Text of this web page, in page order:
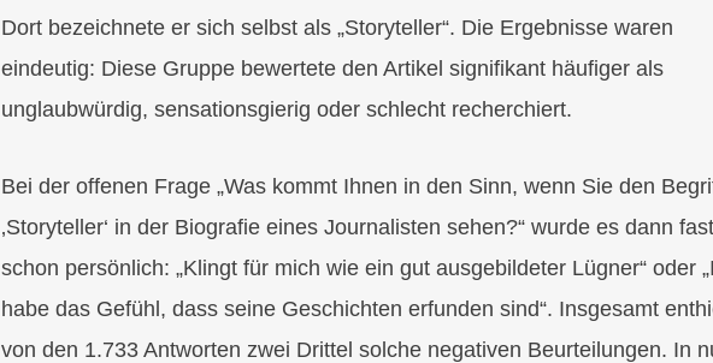
Dort bezeichnete er sich selbst als „Storyteller“. Die Ergebnisse waren
eindeutig: Diese Gruppe bewertete den Artikel signifikant häufiger als
unglaubwürdig, sensationsgierig oder schlecht recherchiert.
Bei der offenen Frage „Was kommt Ihnen in den Sinn, wenn Sie den
‚Storyteller‘ in der Biografie eines Journalisten sehen?“ wurde es dann fast
schon persönlich: „Klingt für mich wie ein gut ausgebildeter Lügner“ oder
habe das Gefühl, dass seine Geschichten erfunden sind“. Insgesamt
von den 1.733 Antworten zwei Drittel solche negativen Beurteilungen. In